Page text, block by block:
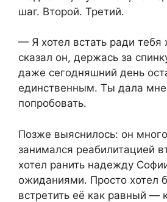
шаг. Второй. Третий.
— Я хотел встать ради
сказал он, держась за
даже сегодняшний день
единственным. Ты дала
попробовать.
Позже выяснилось: он
занимался реабилитацией
хотел ранить надежду
ожиданиями. Просто хотел
встретить её как равный —